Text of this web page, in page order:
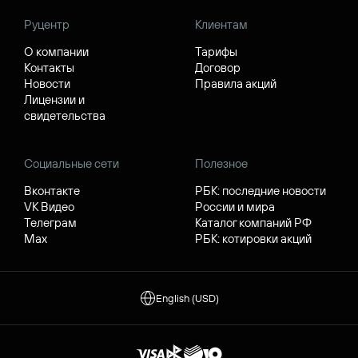
Руцентр
О компании
Контакты
Новости
Лицензии и
свидетельства
Клиентам
Тарифы
Договор
Правила акций
Социальные сети
Вконтакте
VK Видео
Телеграм
Max
Полезное
РБК: последние новости
России и мира
Каталог компаний РФ
РБК: котировки акций
English (USD)